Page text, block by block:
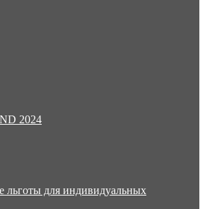
2024
льготы для индивидуальных